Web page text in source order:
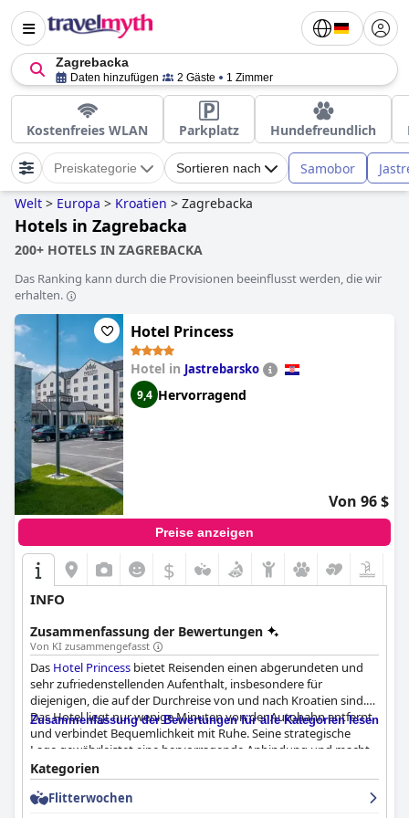
Zagrebacka
Daten hinzufügen 2 Gäste 1 Zimmer
Kostenfreies WLAN Parkplatz Hundefreundlich
Preiskategorie Sortieren nach Samobor
Welt > Europa > Kroatien > Zagrebacka
Hotels in Zagrebacka
200+ HOTELS IN ZAGREBACKA
Das Ranking kann durch die Provisionen beeinflusst werden, die wir
erhalten.
Hotel Princess
Hotel in Jastrebarsko
9,4 Hervorragend
Von 96 $
Preise anzeigen
$
INFO
Zusammenfassung der Bewertungen
Von KI zusammengefasst
Das Hotel Princess bietet Reisenden einen abgerundeten und
sehr zufriedenstellenden Aufenthalt, insbesondere für
diejenigen, die auf der Durchreise von und nach Kroatien sind.
Das Hotel liegt nur wenige Minuten von der Autobahn entfernt
und verbindet Bequemlichkeit mit Ruhe. Seine strategische
Lage gewährleistet eine hervorragende Anbindung und macht
es zu einem idealen Zwischenstopp für Reisende an die
Adriaküste. Trotz der Nähe zu Hauptverkehrsstraßen bietet das
Hotel eine ruhige und grüne Umgebung, die perfekt für eine
Zusammenfassung der Bewertungen für alle Kategorien lesen
Kategorien
Flitterwochen